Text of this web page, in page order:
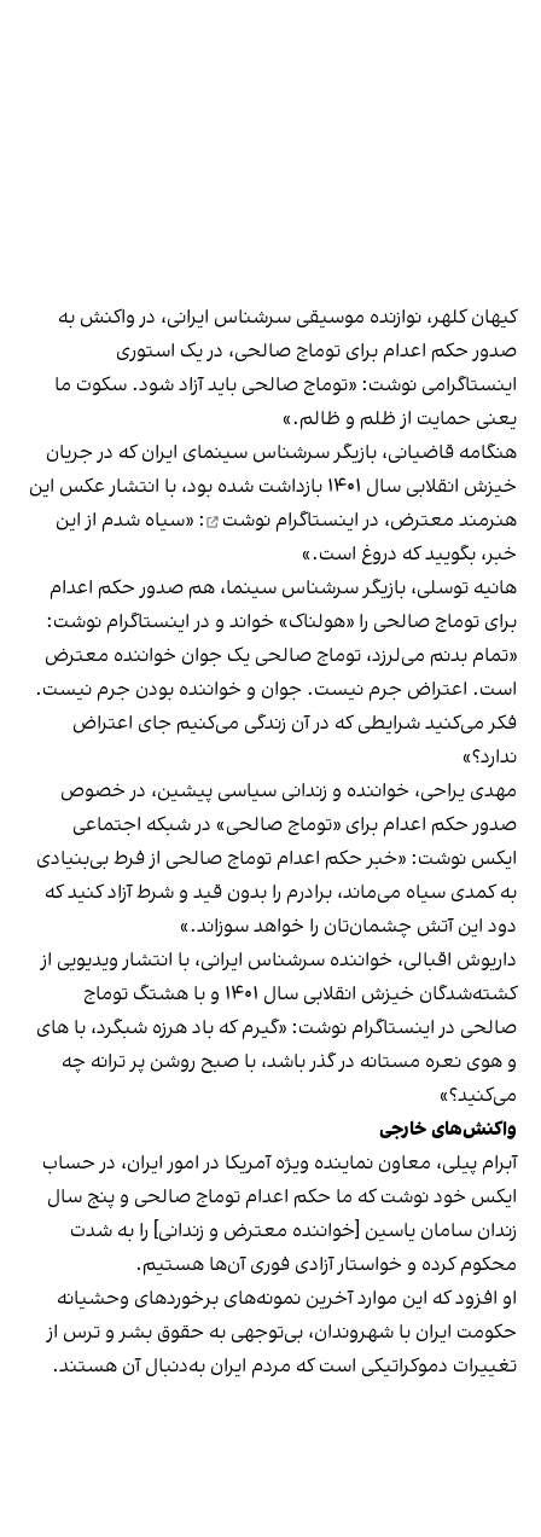
کیهان کلهر، نوازنده موسیقی سرشناس ایرانی، در واکنش به
صدور حکم اعدام برای توماج صالحی، در یک استوری
اینستاگرامی نوشت: «توماج صالحی باید آزاد شود. سکوت ما
یعنی حمایت از ظلم و ظالم.»
هنگامه قاضیانی، بازیگر سرشناس سینمای ایران که در جریان
خیزش انقلابی سال ۱۴۰۱ بازداشت شده بود، با انتشار عکس این
هنرمند معترض، در اینستاگرام نوشت
: «سیاه شدم از این
خبر، بگویید که دروغ است.»
هانیه توسلی، بازیگر سرشناس سینما، هم صدور حکم اعدام
برای توماج صالحی را «هولناک» خواند و در اینستاگرام نوشت:
«تمام بدنم می‌لرزد، توماج صالحی یک جوان خواننده‌ معترض
است. اعتراض جرم نیست. جوان و خواننده بودن جرم نیست.
فکر می‌کنید شرایطی که در آن زندگی می‌کنیم جای اعتراض
ندارد؟»
مهدی یراحی، خواننده و زندانی سیاسی پیشین، در خصوص
صدور حکم اعدام برای «توماج صالحی» در شبکه اجتماعی
ایکس نوشت: «خبر حکم اعدام توماج صالحی از فرط بی‌بنیادی
به کمدی سیاه می‌ماند، برادرم را بدون قید و شرط آزاد کنید که
دود این آتش چشمان‌تان را خواهد سوزاند.»
داریوش اقبالی، خواننده سرشناس ایرانی، با انتشار ویدیویی از
کشته‌شدگان خیزش انقلابی سال ۱۴۰۱ و با هشتگ توماج
صالحی در اینستاگرام نوشت: «گیرم که باد هرزه شبگرد، با های
و هوی نعره مستانه در گذر باشد، با صبح روشن پر ترانه چه
می‌کنید؟»
واکنش‌های خارجی
آبرام پیلی، معاون نماینده ویژه آمریکا در امور ایران، در حساب
ایکس خود نوشت که ما حکم اعدام توماج صالحی و پنج سال
زندان سامان یاسین [خواننده معترض و ‌زندانی] را به شدت
محکوم کرده و خواستار آزادی فوری آن‌ها هستیم.
او افزود که این موارد آخرین نمونه‌های‌ برخوردهای وحشیانه
حکومت ایران با شهروندان، بی‌توجهی به حقوق بشر و ترس از
تغییرات دموکراتیکی است که مردم ایران به‌دنبال آن هستند.